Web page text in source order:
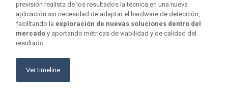
previsión realista de los resultados la técnica en una nueva
aplicación sin necesidad de adaptar el hardware de detección,
facilitando la exploración de nuevas soluciones dentro del
mercado y aportando métricas de viabilidad y de calidad del
resultado.
Ver timeline